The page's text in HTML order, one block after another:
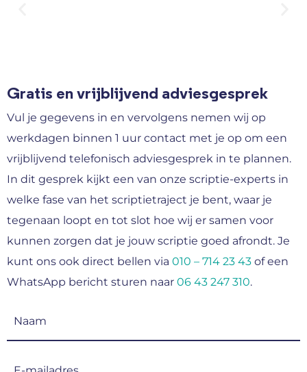
Gratis en vrijblijvend adviesgesprek
Vul je gegevens in en vervolgens nemen wij op
werkdagen binnen 1 uur contact met je op om een
vrijblijvend telefonisch adviesgesprek in te plannen.
In dit gesprek kijkt een van onze scriptie-experts in
welke fase van het scriptietraject je bent, waar je
tegenaan loopt en tot slot hoe wij er samen voor
kunnen zorgen dat je jouw scriptie goed afrondt. Je
kunt ons ook direct bellen via 010 – 714 23 43 of een
WhatsApp bericht sturen naar 06 43 247 310.